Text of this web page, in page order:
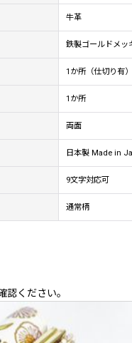
牛革
鉄製ゴールドメッ
1か所（仕切り有）
1か所
両面
日本製 Made in
9文字対応可
通常柄
ください。